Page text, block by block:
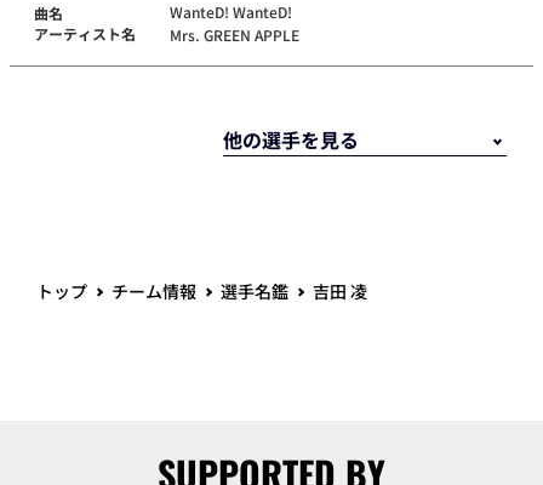
曲名
アーティスト名
WanteD! WanteD!
Mrs. GREEN APPLE
トップ チーム情報 選手名鑑 吉田 凌
SUPPORTED BY